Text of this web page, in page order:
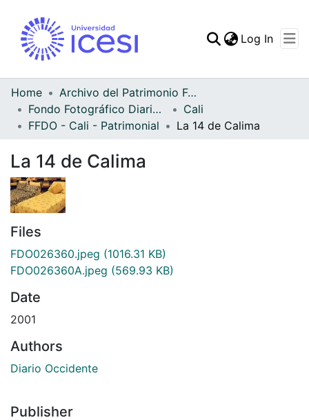
Statistics
Log In
Home
Archivo del Patrimonio Fotográfico y Fílmico del Valle del Cauca
Fondo Fotográfico Diario Occidente
Cali
FFDO - Cali - Patrimonial
La 14 de Calima
La 14 de Calima
Files
FDO026360.jpeg (1016.31 KB)
FDO026360A.jpeg (569.93 KB)
Date
2001
Authors
Diario Occidente
Publisher